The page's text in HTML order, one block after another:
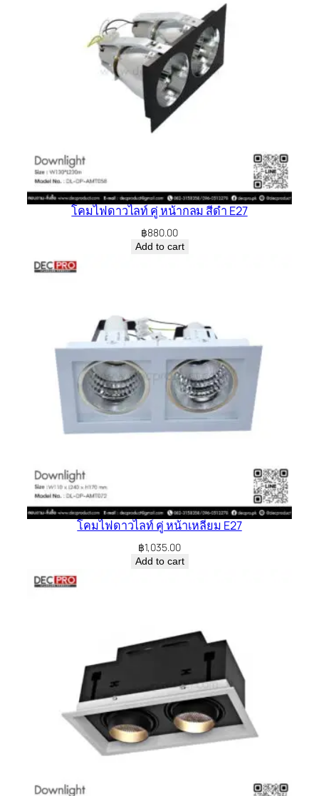
โคมไฟดาวไลท์ คู่ หน้ากลม สีดำ E27
฿880.00
Add to cart
โคมไฟดาวไลท์ คู่ หน้าเหลี่ยม E27
฿1,035.00
Add to cart